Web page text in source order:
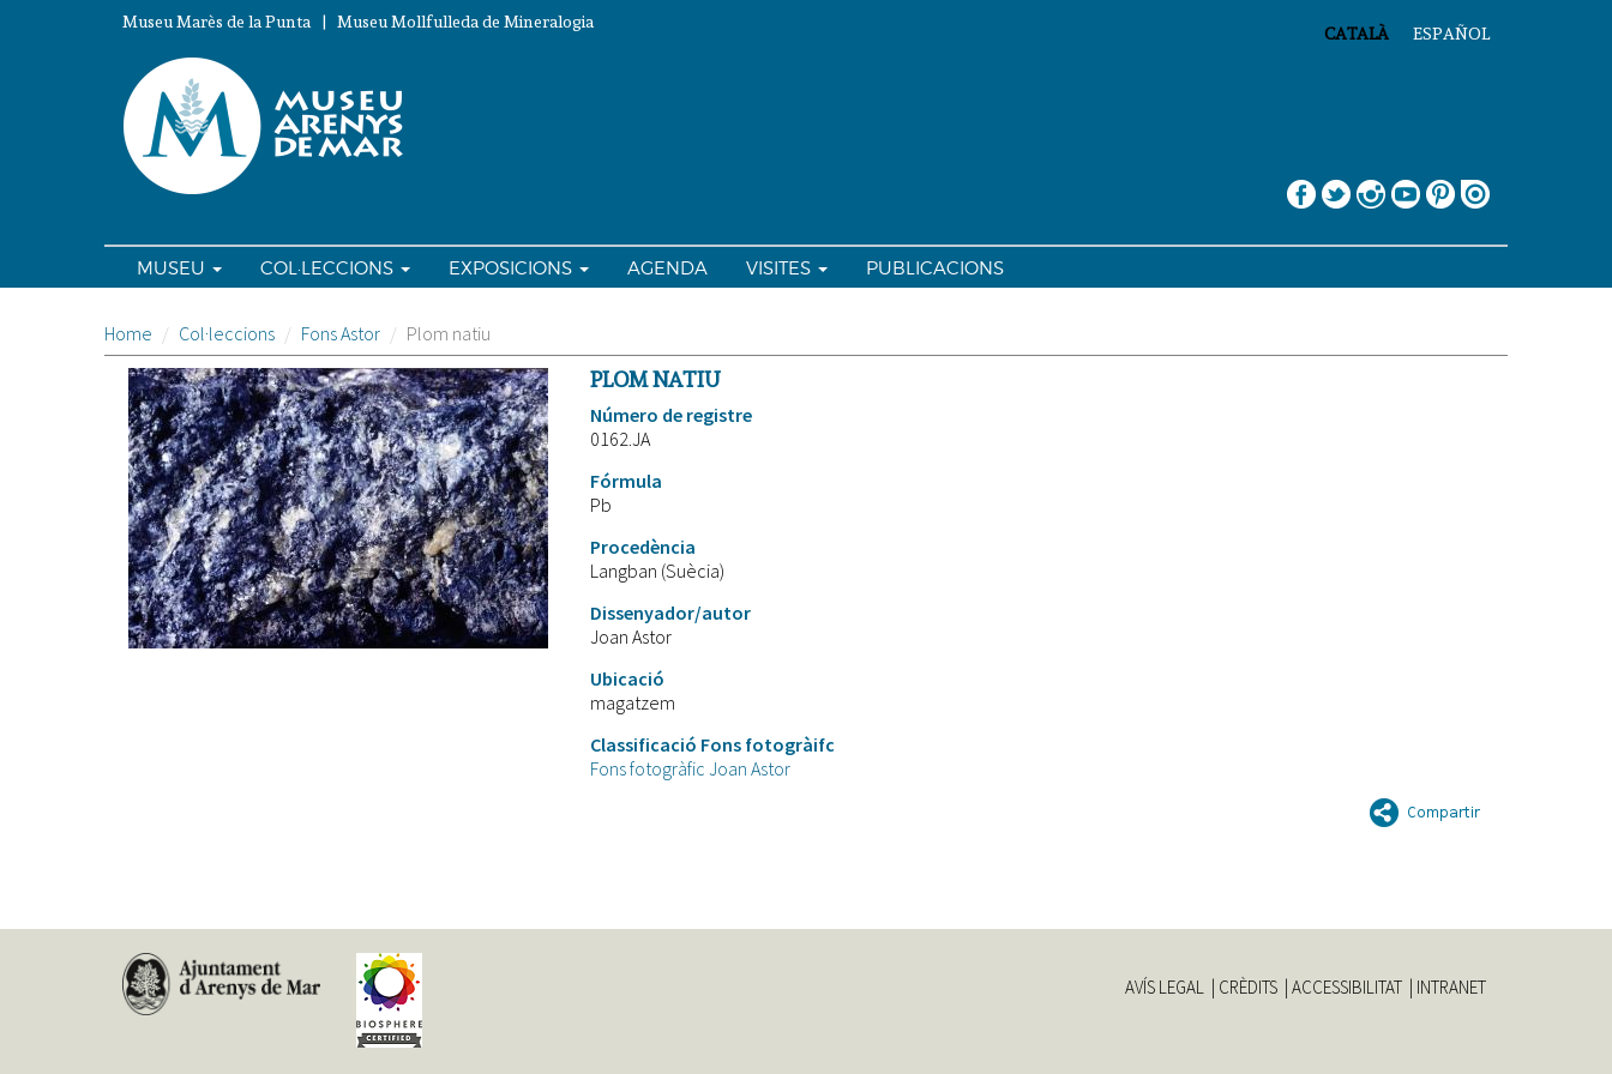
ESPAÑOL
CATALÀ
Museu Marès de la Punta | Museu Mollfulleda de Mineralogia
MUSEU COL·LECCIONS EXPOSICIONS AGENDA VISITES PUBLICACIONS
Home Col·leccions Fons Astor Plom natiu
PLOM NATIU
Número de registre
0162.JA
Fórmula
Pb
Procedència
Langban (Suècia)
Dissenyador/autor
Joan Astor
Ubicació
magatzem
Classificació Fons fotogràifc
Fons fotogràfic Joan Astor
AVÍS LEGAL CRÈDITS ACCESSIBILITAT INTRANET